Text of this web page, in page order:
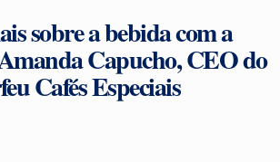
sobre a bebida com a
Capucho, CEO do
Cafés Especiais